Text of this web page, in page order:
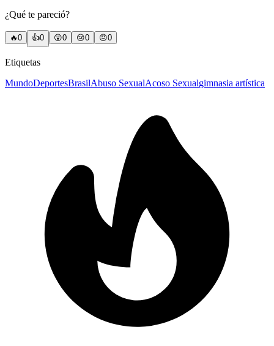
¿Qué te pareció?
🔥0 👍0 😲0 😢0 😠0
Etiquetas
MundoDeportesBrasilAbuso SexualAcoso Sexualgimnasia artística